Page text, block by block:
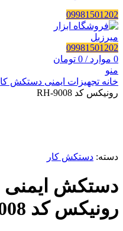
09981501202
09981501202
0 موارد /
0 تومان
منو
خانه تجهیزات ایمنی دستکش
رونیکس کد RH-9008
دسته: دستکش کار
دستکش ایمنی
رونیکس کد RH-9008